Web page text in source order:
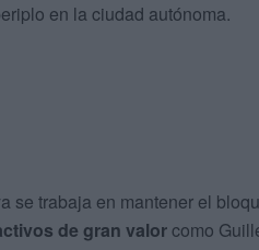
en la ciudad autónoma.
se trabaja en mantener el
de gran valorcomo